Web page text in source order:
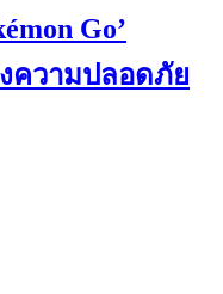
Go’
งความปลอดภัย